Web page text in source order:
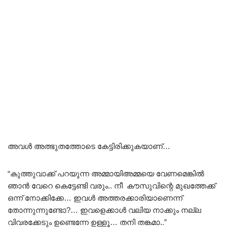
അവൾ അത്ഭുതത്തോടെ കേട്ടിരിക്കുകയാണ്…
“കുത്തുവാക്ക് പറയുന്ന അമ്മായിഅമ്മയെ വേണമെങ്കിൽ
ഞാൻ വേറെ കെട്ടേണ്ടി വരും.. നീ കൗസുവിന്റെ മുഖത്തേക്ക്
ഒന്ന് നോക്കിക്കേ… ഇവൾ അത്തരക്കാരിയാണെന്ന്
തോന്നുന്നുണ്ടോ?… ഇവളെക്കാൾ വലിയ നാക്കും നല്ല
വിവരക്കേടും ഉണ്ടെന്നേ ഉള്ളൂ… തനി തങ്കമാ..”